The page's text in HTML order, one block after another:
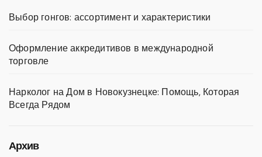
Выбор гонгов: ассортимент и характеристики
Оформление аккредитивов в международной
торговле
Нарколог на Дом в Новокузнецке: Помощь, Которая
Всегда Рядом
Архив